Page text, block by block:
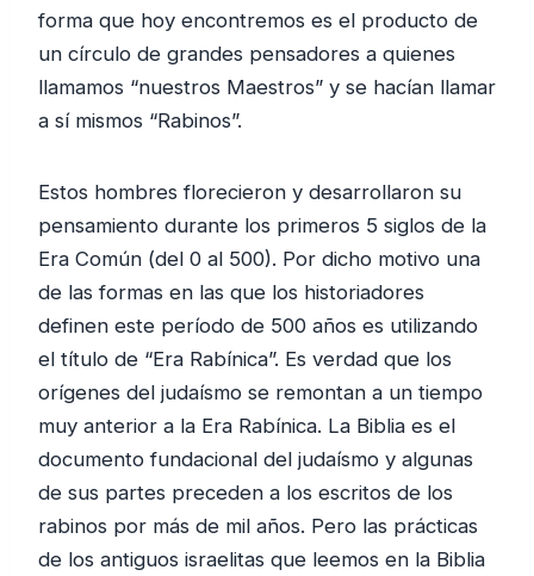
forma que hoy encontremos es el producto de
un círculo de grandes pensadores a quienes
llamamos “nuestros Maestros” y se hacían llamar
a sí mismos “Rabinos”.
Estos hombres florecieron y desarrollaron su
pensamiento durante los primeros 5 siglos de la
Era Común (del 0 al 500). Por dicho motivo una
de las formas en las que los historiadores
definen este período de 500 años es utilizando
el título de “Era Rabínica”. Es verdad que los
orígenes del judaísmo se remontan a un tiempo
muy anterior a la Era Rabínica. La Biblia es el
documento fundacional del judaísmo y algunas
de sus partes preceden a los escritos de los
rabinos por más de mil años. Pero las prácticas
de los antiguos israelitas que leemos en la Biblia